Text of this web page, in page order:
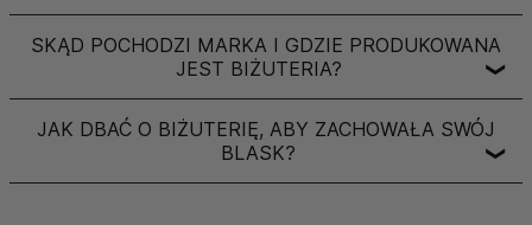
SKĄD POCHODZI MARKA I GDZIE PRODUKOWANA
JEST BIŻUTERIA?
❯
JAK DBAĆ O BIŻUTERIĘ, ABY ZACHOWAŁA SWÓJ
BLASK?
❯